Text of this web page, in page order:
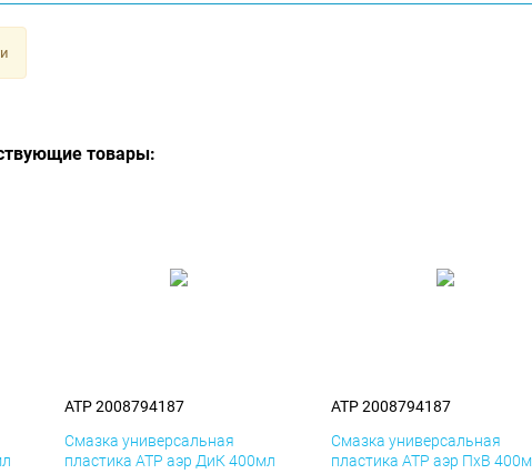
товары:
ATP 2008794187
Смазка универсальная
пластика ATP аэр ДиК 400мл
ATP 2008794187
Смазка универсальная
пластика ATP аэр ПхВ